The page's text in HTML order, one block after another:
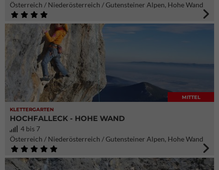
Österreich / Niederösterreich / Gutensteiner Alpen, Hohe Wand
KLETTERGARTEN
MITTEL
HOCHFALLECK - HOHE WAND
4 bis 7
Österreich / Niederösterreich / Gutensteiner Alpen, Hohe Wand